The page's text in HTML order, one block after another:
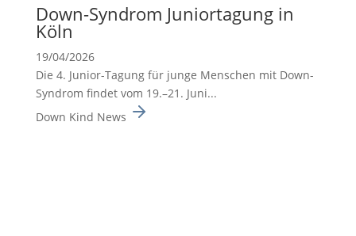
Down-Syndrom Junior­ta­gung in
Köln
19/04/2026
Die 4. Junior-Tagung für junge Menschen mit Down-
Syndrom findet vom 19.–21. Juni...
Down Kind News